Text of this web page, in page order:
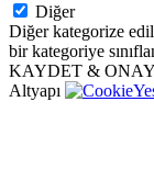
Diğer
Diğer kategorize
bir kategoriye
KAYDET &
Altyapı